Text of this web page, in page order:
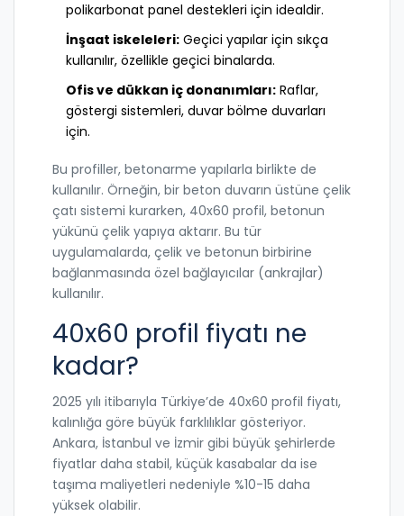
polikarbonat panel destekleri için idealdir.
İnşaat iskeleleri: Geçici yapılar için sıkça
kullanılır, özellikle geçici binalarda.
Ofis ve dükkan iç donanımları: Raflar,
göstergi sistemleri, duvar bölme duvarları
için.
Bu profiller, betonarme yapılarla birlikte de
kullanılır. Örneğin, bir beton duvarın üstüne çelik
çatı sistemi kurarken, 40x60 profil, betonun
yükünü çelik yapıya aktarır. Bu tür
uygulamalarda, çelik ve betonun birbirine
bağlanmasında özel bağlayıcılar (ankrajlar)
kullanılır.
40x60 profil fiyatı ne
kadar?
2025 yılı itibarıyla Türkiye’de 40x60 profil fiyatı,
kalınlığa göre büyük farklılıklar gösteriyor.
Ankara, İstanbul ve İzmir gibi büyük şehirlerde
fiyatlar daha stabil, küçük kasabalar da ise
taşıma maliyetleri nedeniyle %10-15 daha
yüksek olabilir.